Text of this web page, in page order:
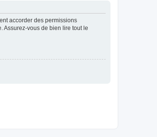
accorder des permissions
Assurez-vous de bien lire tout le